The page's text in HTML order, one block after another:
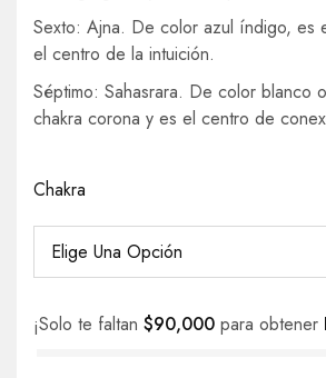
Sexto: Ajna. De color azul índigo, es
el centro de la intuición.
Séptimo: Sahasrara. De color blanco
chakra corona y es el centro de
Chakra
¡Solo te faltan $90,000 para obtener